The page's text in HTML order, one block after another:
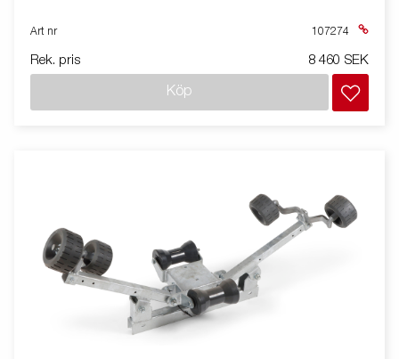
Art nr 107274
Rek. pris 8 460 SEK
Köp